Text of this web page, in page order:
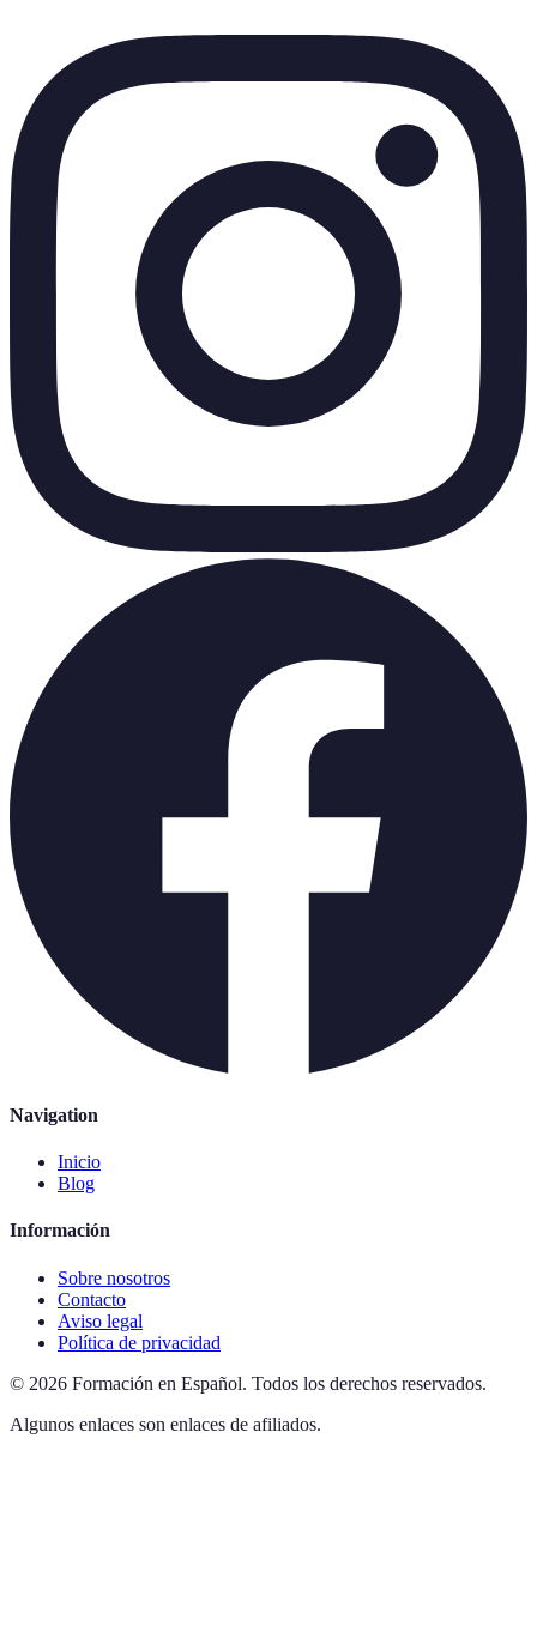
Navigation
Inicio
Blog
Información
Sobre nosotros
Contacto
Aviso legal
Política de privacidad
© 2026 Formación en Español. Todos los derechos reservados.
Algunos enlaces son enlaces de afiliados.